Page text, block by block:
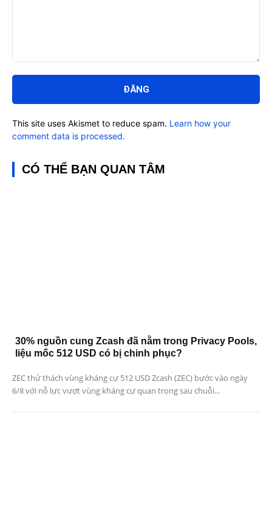
luận:
This site uses Akismet to reduce spam. Learn how your
comment data is processed.
CÓ THỂ BẠN QUAN TÂM
30% nguồn cung Zcash đã nằm trong Privacy Pools,
liệu mốc 512 USD có bị chinh phục?
ZEC thử thách vùng kháng cự 512 USD Zcash (ZEC) bước vào ngày
6/8 với nỗ lực vượt vùng kháng cự quan trọng sau chuỗi...